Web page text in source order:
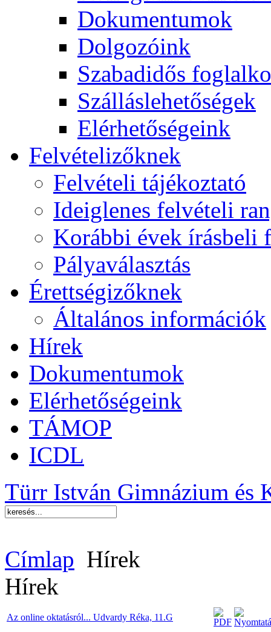
Dokumentumok
Dolgozóink
Szabadidős
Szálláslehetőségek
Elérhetőségeink
Felvételizőknek
Felvételi tájékoztató
Ideiglenes felvételi
Korábbi évek írásbeli
Pályaválasztás
Érettségizőknek
Általános információk
Hírek
Dokumentumok
Elérhetőségeink
TÁMOP
ICDL
Türr István Gimnázium és
Címlap Hírek
Hírek
Az online oktatásról... Udvardy Réka, 11.G